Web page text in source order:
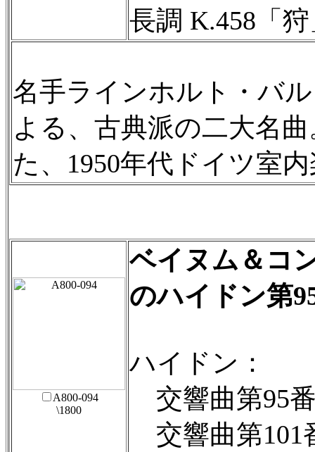
長調 K.458「
名手ラインホルト・バ
よる、古典派の二大名
た、1950年代ドイツ室
A800-094
\1800
ベイヌム＆コ
のハイドン第
ハイドン：
交響曲第95
交響曲第101